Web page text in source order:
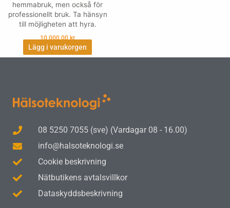
hemmabruk, men också för
professionellt bruk. Ta hänsyn
till möjligheten att hyra.
10,000.00kr
Lägg i varukorgen
08 5250 7055 (sve) (Vardagar 08 - 16.00)
info@halsoteknologi.se
Cookie beskrivning
Nätbutikens avtalsvillkor
Dataskyddsbeskrivning